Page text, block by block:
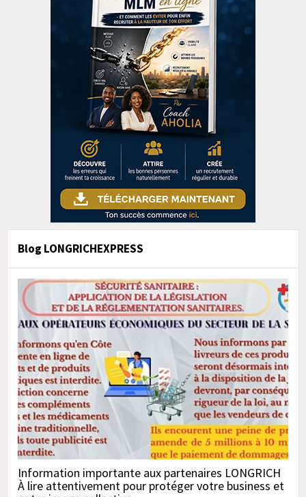
Blog LONGRICHEXPRESS
Information importante aux partenaires LONGRICH
À lire attentivement pour protéger votre business et